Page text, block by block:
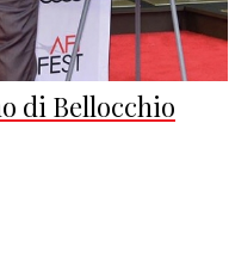
di Bellocchio